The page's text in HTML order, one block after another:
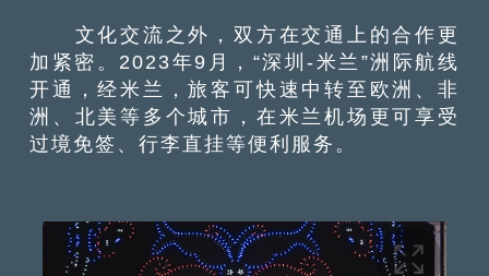
文化交流之外，双方在交通上的合作更
加紧密。2023年9月，“深圳-米兰”洲际航线
开通，经米兰，旅客可快速中转至欧洲、非
洲、北美等多个城市，在米兰机场更可享受
过境免签、行李直挂等便利服务。